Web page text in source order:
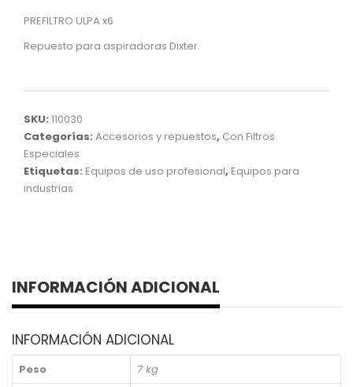
PREFILTRO ULPA x6
Repuesto para aspiradoras Dixter.
SKU: 110030
Categorías: Accesorios y repuestos, Con Filtros
Especiales
Etiquetas: Equipos de uso profesional, Equipos para
industrias
INFORMACIÓN ADICIONAL
INFORMACIÓN ADICIONAL
Peso
7 kg